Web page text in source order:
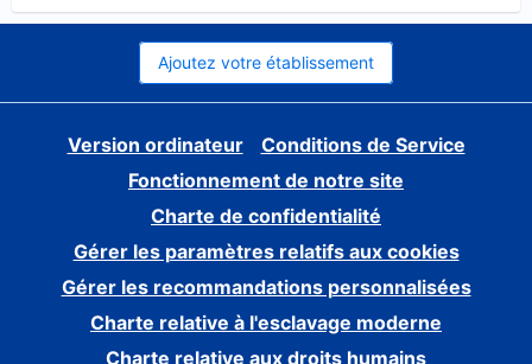
Ajoutez votre établissement
Version ordinateur
Conditions de Service
Fonctionnement de notre site
Charte de confidentialité
Gérer les paramètres relatifs aux cookies
Gérer les recommandations personnalisées
Charte relative à l'esclavage moderne
Charte relative aux droits humains